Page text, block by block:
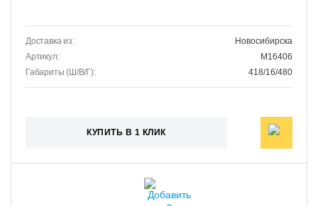
Доставка из:
Новосибирска
Артикул:
M16406
Габариты (Ш/В/Г):
418/16/480
КУПИТЬ В 1 КЛИК